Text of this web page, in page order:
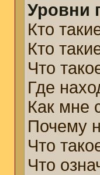
Уровни
Кто
Кто
Что
Где
Как мне
Почему
Что
Что